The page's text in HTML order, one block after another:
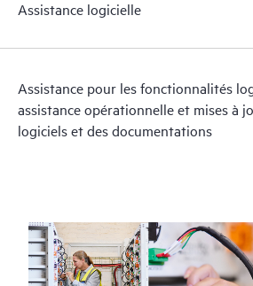
Assistance logicielle
Assistance pour les fonctionnalités
assistance opérationnelle et mises à
logiciels et des documentations